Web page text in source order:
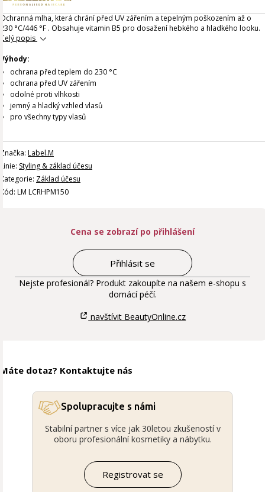
Ochranná mlha, která chrání před UV zářením a tepelným poškozením až o
230 °C/446 °F . Obsahuje vitamin B5 pro dosažení hebkého a hladkého looku.
Celý popis
Výhody:
ochrana před teplem do 230 °C
ochrana před UV zářením
odolné proti vlhkosti
jemný a hladký vzhled vlasů
pro všechny typy vlasů
Značka: Label.M
Linie: Styling & základ účesu
Kategorie: Základ účesu
Kód: LM LCRHPM150
Cena se zobrazí po přihlášení
Přihlásit se
Nejste profesionál? Produkt zakoupíte na našem e-shopu s
domácí péčí.
navštívit BeautyOnline.cz
Máte dotaz? Kontaktujte nás
Spolupracujte s námi
Stabilní partner s více jak 30letou zkušeností v
oboru profesionální kosmetiky a nábytku.
Registrovat se